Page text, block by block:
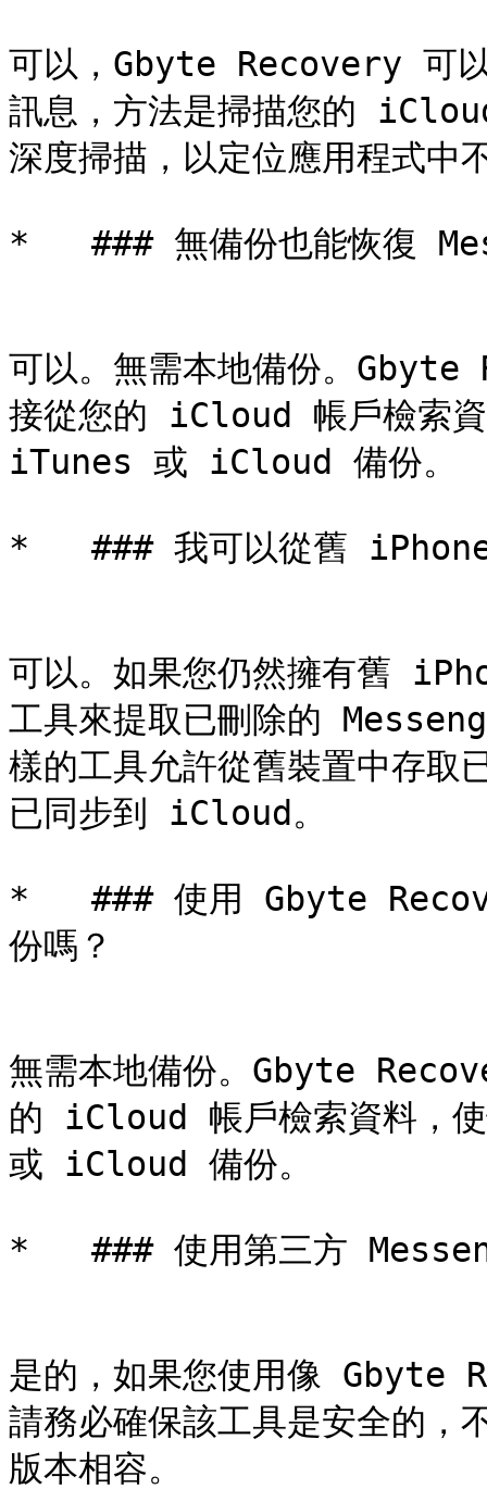
可以，Gbyte Recovery 可
訊息，方法是掃描您的
深度掃描，以定位應用程式
*   ### 無備份也能恢復
可以。無需本地備份。
接從您的 iCloud 帳戶檢索資
iTunes 或 iCloud 備份。
*   ### 我可以從舊
可以。如果您仍然擁有舊
工具來提取已刪除的
樣的工具允許從舊裝置中存取
已同步到 iCloud。
*   ### 使用 Gbyte
份嗎？
無需本地備份。Gbyte
的 iCloud 帳戶檢索資料，
或 iCloud 備份。
*   ### 使用第三方
是的，如果您使用像 Gbyte
請務必確保該工具是安全的，
版本相容。